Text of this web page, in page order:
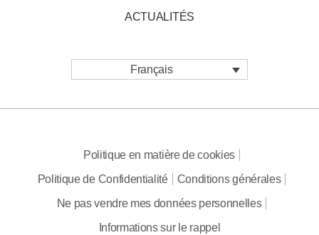
ACTUALITÉS
Français
Politique en matière de cookies
Politique de Confidentialité
Conditions générales
Ne pas vendre mes données personnelles
Informations sur le rappel